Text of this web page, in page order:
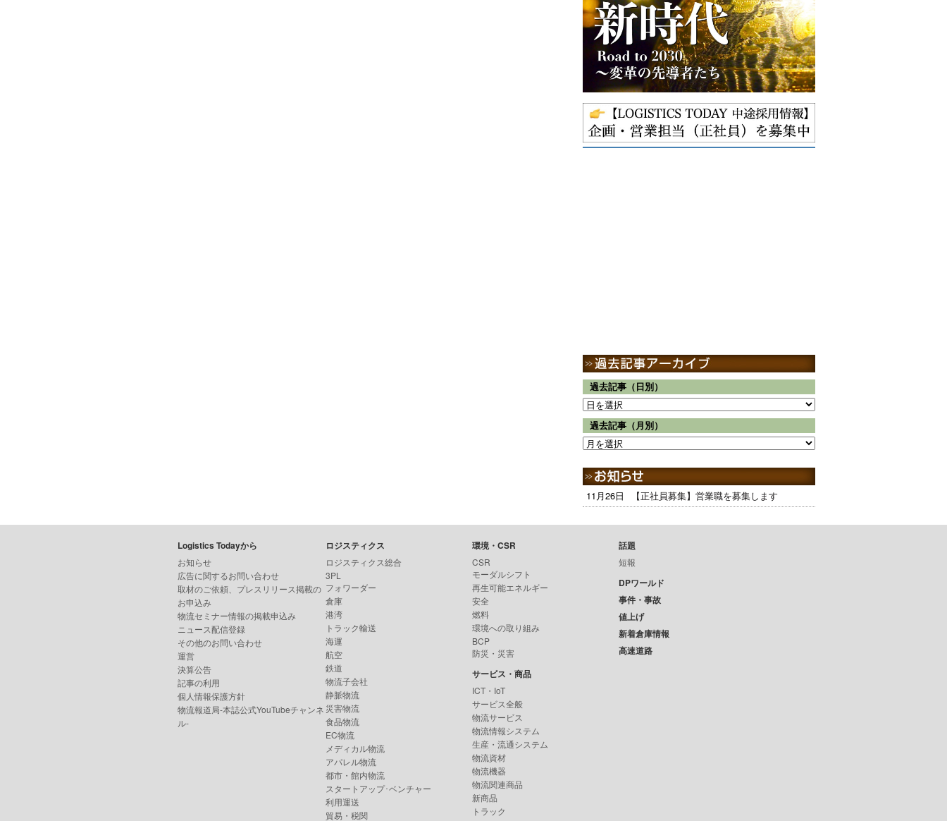
過去記事（日別）
過去記事（月別）
11月26日 【正社員募集】営業職を募集します
Logistics Todayから
お知らせ
広告に関するお問い合わせ
取材のご依頼、プレスリリース掲載の
お申込み
物流セミナー情報の掲載申込み
ニュース配信登録
その他のお問い合わせ
運営
決算公告
記事の利用
個人情報保護方針
物流報道局-本誌公式YouTubeチャンネ
ル-
ロジスティクス
ロジスティクス総合
3PL
フォワーダー
倉庫
港湾
トラック輸送
海運
航空
鉄道
物流子会社
静脈物流
災害物流
食品物流
EC物流
メディカル物流
アパレル物流
都市・館内物流
スタートアップ･ベンチャー
利用運送
貿易・税関
環境・CSR
CSR
モーダルシフト
再生可能エネルギー
安全
燃料
環境への取り組み
BCP
防災・災害
サービス・商品
ICT・IoT
サービス全般
物流サービス
物流情報システム
生産・流通システム
物流資材
物流機器
物流関連商品
新商品
トラック
話題
短報
DPワールド
事件・事故
値上げ
新着倉庫情報
高速道路